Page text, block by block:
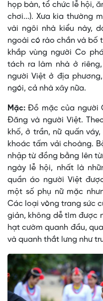
họp bàn, tổ chức lễ hội,
chơi...). Xưa kia thường
vài ngôi nhà kiểu này,
ngoài có rào chắn và bố
khắp vùng người Co
tách ra làm nhà ở
người Việt ở địa
ngói, cả nhà xây nữa.
Mặc:Ðồ mặc của người
Ðăng và người Việt.
khố, ở trần, nữ quấn
khoác tấm vải choàng.
nhập từ đồng bằng lên
ngày lễ hội, nhất là
quần áo người Việt
một số phụ nữ mặc
Các loại vòng trang sức
giản, không dễ tìm được
hạt cườm quanh đầu,
và quanh thắt lưng như